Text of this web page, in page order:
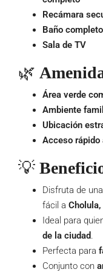
Recámara
Baño
Sala de TV
🌿
Área verde
Ambiente
Ubicación
Acceso
💡
Disfruta de
fácil a
Ideal para
de la ciudad.
Perfecta para
Conjunto con